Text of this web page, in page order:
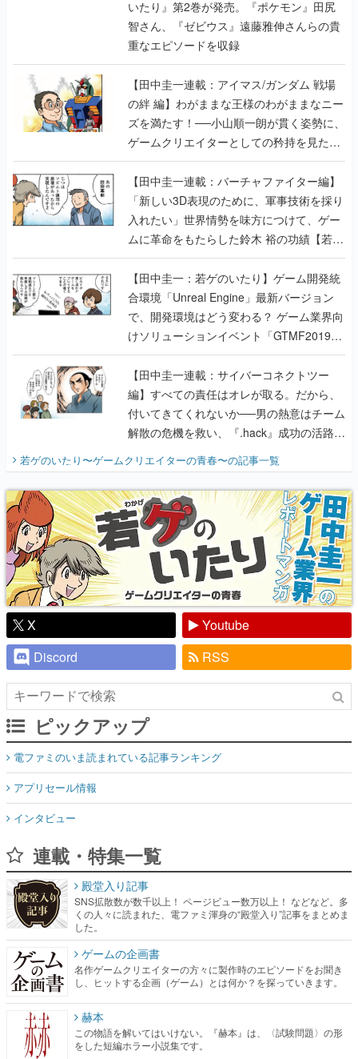
いたり』第2巻が発売。『ポケモン』田尻
智さん、『ゼビウス』遠藤雅伸さんらの貴
重なエピソードを収録
【田中圭一連載：アイマス/ガンダム 戦場
の絆 編】わがままな王様のわがままなニー
ズを満たす！──小山順一朗が貫く姿勢に、
ゲームクリエイターとしての矜持を見た
【若ゲのいたり最終回】
【田中圭一連載：バーチャファイター編】
「新しい3D表現のために、軍事技術を採り
入れたい」世界情勢を味方につけて、ゲー
ムに革命をもたらした鈴木 裕の功績【若ゲ
のいたり】
【田中圭一：若ゲのいたり】ゲーム開発統
合環境「Unreal Engine」最新バージョン
で、開発環境はどう変わる？ ゲーム業界向
けソリューションイベント「GTMF2019」
に行って、より理解を深めよう【PR】
【田中圭一連載：サイバーコネクトツー
編】すべての責任はオレが取る。だから、
付いてきてくれないか──男の熱意はチーム
解散の危機を救い、『.hack』成功の活路を
開く。業界の快男児・松山 洋に流れる血は
『少年ジャンプ』色だった【若ゲのいた
り】
若ゲのいたり〜ゲームクリエイターの青春〜の記事一覧
X
Youtube
Discord
RSS
ピックアップ
電ファミのいま読まれている記事ランキング
アプリセール情報
インタビュー
連載・特集一覧
殿堂入り記事
SNS拡散数が数千以上！ ページビュー数万以上！ などなど。多
くの人々に読まれた、電ファミ渾身の“殿堂入り”記事をまとめま
した。
ゲームの企画書
名作ゲームクリエイターの方々に製作時のエピソードをお聞き
し、ヒットする企画（ゲーム）とは何か？を探っていきます。
赫本
この物語を解いてはいけない。『赫本』は、〈試験問題〉の形
をした短編ホラー小説集です。